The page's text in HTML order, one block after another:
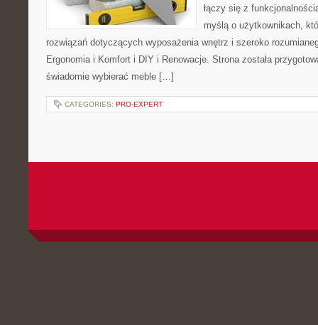
łączy się z
myślą o użytkownikach,
rozwiązań dotyczących wyposażenia wnętrz i szeroko
Ergonomia i Komfort i DIY i Renowacje. Strona została
świadomie wybierać meble […]
CATEGORIES: PRO-EXPERT